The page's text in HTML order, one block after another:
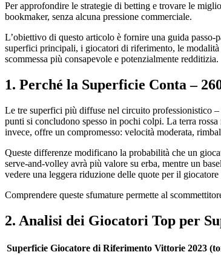
Per approfondire le strategie di betting e trovare le
bookmaker, senza alcuna pressione commerciale.
L’obiettivo di questo articolo è fornire una guida
superfici principali, i giocatori di riferimento, le
scommessa più consapevole e potenzialmente redditizia.
1. Perché la Superficie Conta –
Le tre superfici più diffuse nel circuito professionistico
punti si concludono spesso in pochi colpi. La terra
invece, offre un compromesso: velocità moderata,
Queste differenze modificano la probabilità che un
serve‑and‑volley avrà più valore su erba, mentre un
vedere una leggera riduzione delle quote per il
Comprendere queste sfumature permette al
2. Analisi dei Giocatori Top per
Superficie Giocatore di Riferimento Vittorie 2023